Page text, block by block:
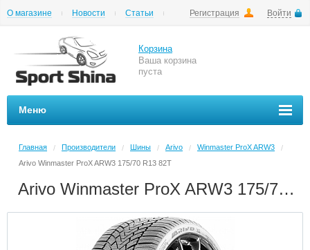
Регистрация Войти
О магазине Новости
Статьи
Корзина
Ваша корзина
пуста
Меню
Главная / Производители / Шины / Arivo / Winmaster ProX ARW3
/
Arivo Winmaster ProX ARW3 175/70 R13 82T
Arivo Winmaster ProX ARW3 175/70 R13 82T